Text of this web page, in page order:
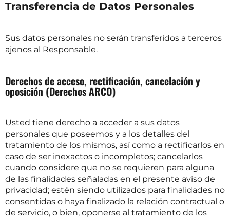
Transferencia de Datos Personales
Sus datos personales no serán transferidos a terceros
ajenos al Responsable.
Derechos de acceso, rectificación, cancelación y
oposición (Derechos ARCO)
Usted tiene derecho a acceder a sus datos
personales que poseemos y a los detalles del
tratamiento de los mismos, así como a rectificarlos en
caso de ser inexactos o incompletos; cancelarlos
cuando considere que no se requieren para alguna
de las finalidades señaladas en el presente aviso de
privacidad; estén siendo utilizados para finalidades no
consentidas o haya finalizado la relación contractual o
de servicio, o bien, oponerse al tratamiento de los